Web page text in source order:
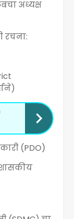
अध्यक्ष
रचना:
(PDO)